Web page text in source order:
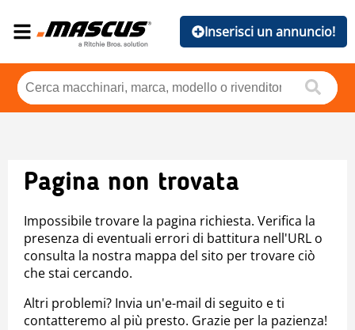
Inserisci un annuncio!
Pagina non trovata
Impossibile trovare la pagina richiesta. Verifica la
presenza di eventuali errori di battitura nell'URL o
consulta la nostra mappa del sito per trovare ciò
che stai cercando.
Altri problemi? Invia un'e-mail di seguito e ti
contatteremo al più presto. Grazie per la pazienza!